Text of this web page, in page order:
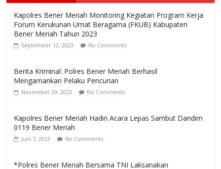
Kapolres Bener Meriah Monitoring Kegiatan Program Kerja
Forum Kerukunan Umat Beragama (FKUB) Kabupaten
Bener Meriah Tahun 2023
September 12, 2023 No Comments
Berita Kriminal: Polres Bener Meriah Berhasil
Mengamankan Pelaku Pencurian
November 29, 2023 No Comments
Kapolres Bener Meriah Hadiri Acara Lepas Sambut Dandim
0119 Bener Meriah
Juni 7, 2023 No Comments
*Polres Bener Meriah Bersama TNI Laksanakan